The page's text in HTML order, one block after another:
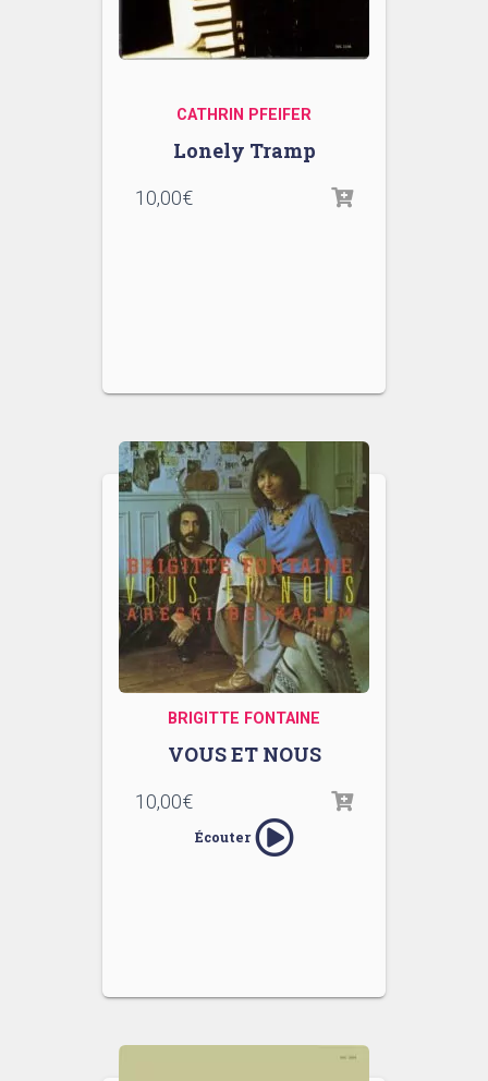
CATHRIN PFEIFER
Lonely Tramp
10,00€
BRIGITTE FONTAINE
VOUS ET NOUS
10,00€
Écouter